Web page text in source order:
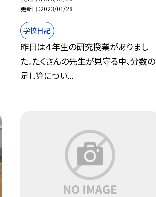
更新日 2023/01/28
学校日記
昨日は４年生の研究授業がありまし
た。たくさんの先生が見守る中、分数の
足し算につい...